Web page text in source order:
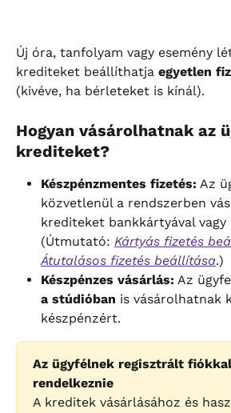
Új óra, tanfolyam vagy esemény
krediteket beállíthatja egyetlen
(kivéve, ha bérleteket is kínál).
Hogyan vásárolhatnak az
krediteket?
Készpénzmentes fizetés: Az
közvetlenül a rendszerben
krediteket bankkártyával vagy
(Útmutató: Kártyás fizetés
Átutalásos fizetés beállítása.)
Készpénzes vásárlás: Az
a stúdióban is vásárolhatnak
készpénzért.
Az ügyfélnek regisztrált
rendelkeznie
A kreditek vásárlásához és